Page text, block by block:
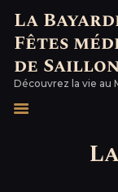
La
Fêtes
de
Découvrez la vie au
La
LA